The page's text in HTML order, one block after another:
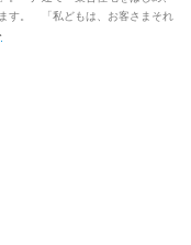
す。 「私どもは、お客さまそれ